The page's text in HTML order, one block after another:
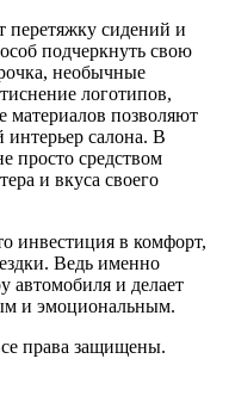
перетяжку сидений и
подчеркнуть свою
необычные
логотипов,
материалов позволяют
интерьер салона. В
просто средством
и вкуса своего
инвестиция в комфорт,
Ведь именно
автомобиля и делает
и эмоциональным.
права защищены.